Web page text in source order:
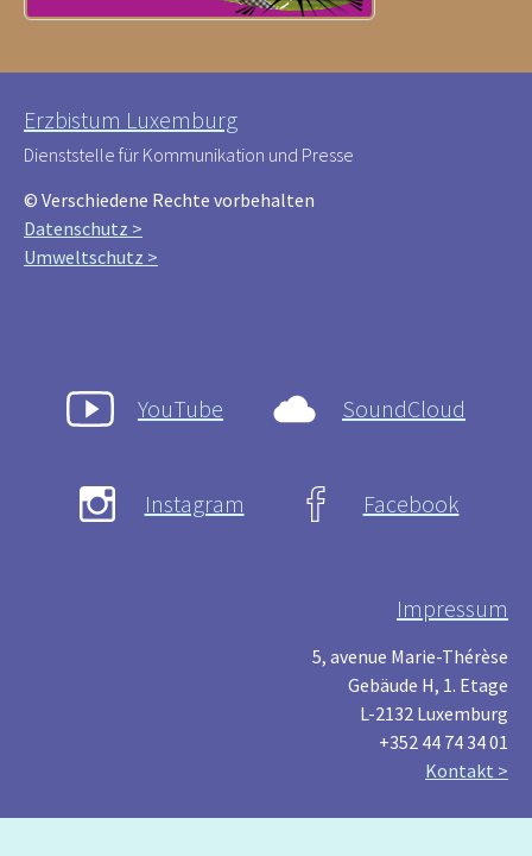
Erzbistum Luxemburg
Dienststelle für Kommunikation und Presse
© Verschiedene Rechte vorbehalten
Datenschutz >
Umweltschutz >
YouTube SoundCloud
Instagram Facebook
Impressum
5, avenue Marie-Thérèse
Gebäude H, 1. Etage
L-2132 Luxemburg
+352 44 74 34 01
Kontakt >